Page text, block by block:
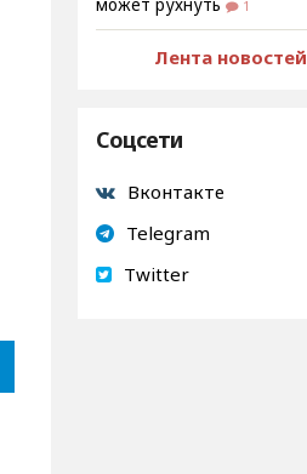
может рухнуть
1
Лента новостей
Соцсети
Вконтакте
Telegram
Twitter